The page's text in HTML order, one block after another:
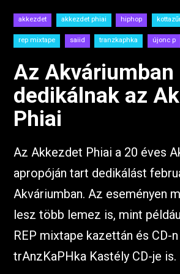
akkezdet akkezdet phiai hiphop
rep mixtape saiid tranzkaphka újonc p
Az Akváriumban
dedikálnak az
Phiai
Az Akkezdet Phiai a 20 éves
apropóján tart dedikálást
Akváriumban. Az eseményen
lesz több lemez is, mint
REP mixtape kazettán és CD-
trAnzKaPHka Kastély CD-je is.